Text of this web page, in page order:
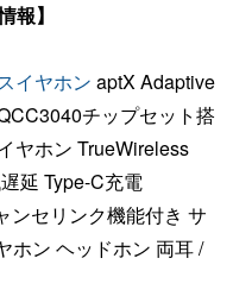
報】
イヤホン aptX Adaptive
チップセット搭
ヤホン TrueWireless
延 Type-C充電
ンセリンク機能付き サ
ホン ヘッドホン 両耳 /